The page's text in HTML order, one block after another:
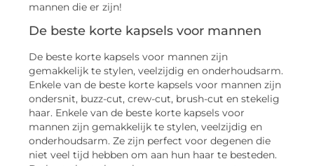
mannen die er zijn!
De beste korte kapsels voor mannen
De beste korte kapsels voor mannen zijn
gemakkelijk te stylen, veelzijdig en onderhoudsarm.
Enkele van de beste korte kapsels voor mannen zijn
ondersnit, buzz-cut, crew-cut, brush-cut en stekelig
haar. Enkele van de beste korte kapsels voor
mannen zijn gemakkelijk te stylen, veelzijdig en
onderhoudsarm. Ze zijn perfect voor degenen die
niet veel tijd hebben om aan hun haar te besteden.